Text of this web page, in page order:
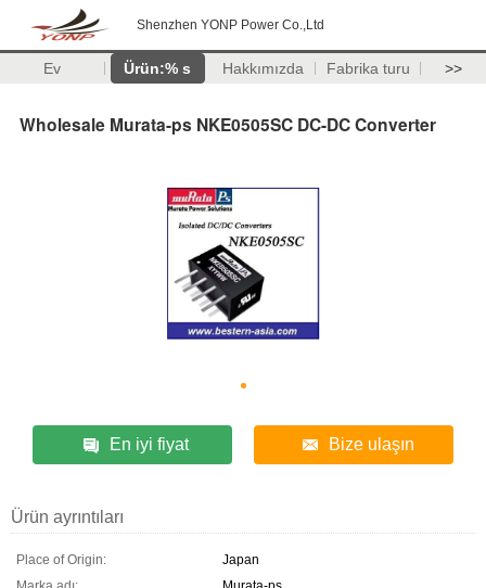
Shenzhen YONP Power Co.,Ltd
Ev Ürün:% s Hakkımızda Fabrika turu >>
Wholesale Murata-ps NKE0505SC DC-DC Converter
En iyi fiyat Bize ulaşın
Ürün ayrıntıları
Place of Origin:
Japan